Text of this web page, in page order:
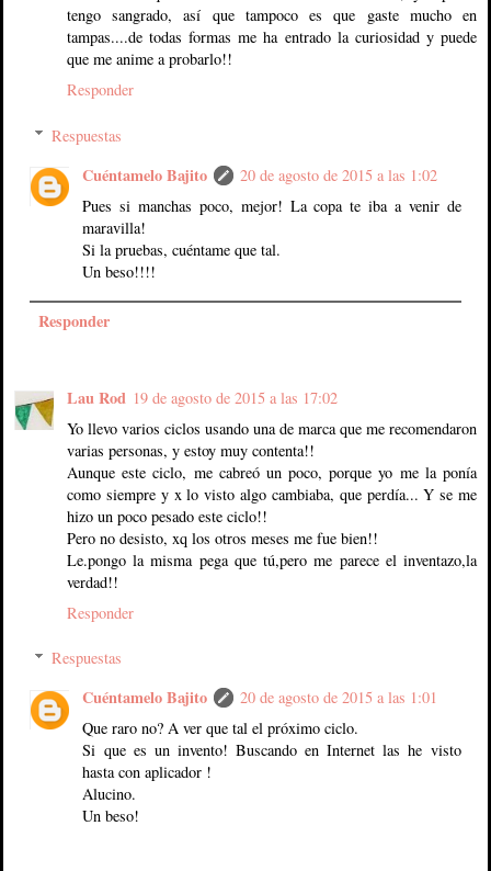
tengo sangrado, así que tampoco es que gaste mucho en
tampas....de todas formas me ha entrado la curiosidad y puede
que me anime a probarlo!!
Responder
Respuestas
Cuéntamelo Bajito
20 de agosto de 2015 a las 1:02
Pues si manchas poco, mejor! La copa te iba a venir de
maravilla!
Si la pruebas, cuéntame que tal.
Un beso!!!!
Responder
Lau Rod 19 de agosto de 2015 a las 17:02
Yo llevo varios ciclos usando una de marca que me recomendaron
varias personas, y estoy muy contenta!!
Aunque este ciclo, me cabreó un poco, porque yo me la ponía
como siempre y x lo visto algo cambiaba, que perdía... Y se me
hizo un poco pesado este ciclo!!
Pero no desisto, xq los otros meses me fue bien!!
Le.pongo la misma pega que tú,pero me parece el inventazo,la
verdad!!
Responder
Respuestas
Cuéntamelo Bajito
20 de agosto de 2015 a las 1:01
Que raro no? A ver que tal el próximo ciclo.
Si que es un invento! Buscando en Internet las he visto
hasta con aplicador !
Alucino.
Un beso!